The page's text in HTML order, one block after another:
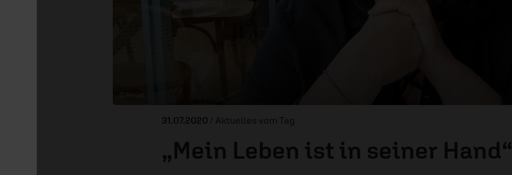
31.07.2020 / Aktuelles vom Tag
„Mein Leben ist in seiner Hand“